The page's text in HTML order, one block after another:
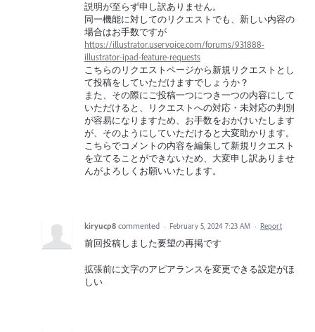
説明が至らず申し訳ありません。
同一機能に対してのリクエストでも、新しい内容の
場合はお手数ですが
https://illustrator.uservoice.com/forums/931888-
illustrator-ipad-feature-requests
こちらのリクエストページから新規リクエストとし
て投稿をしていただけますでしょうか？
また、その際にご投稿一つにつき一つの内容にして
いただけると、リクエストへの対応・未対応の判別
が容易になりますため、お手数をおかけいたします
が、そのようにしていただけると大変助かります。
こちらでコメントの内容を編集して新規リクエスト
を立てることができないため、大変申し訳ありませ
んがよろしくお願いいたします。
kiryucp8 commented · February 5, 2024 7:23 AM · Report
前回投稿しました要望の再掲です
拡張前に文字のアピアランスを変更できる設定がほ
しい